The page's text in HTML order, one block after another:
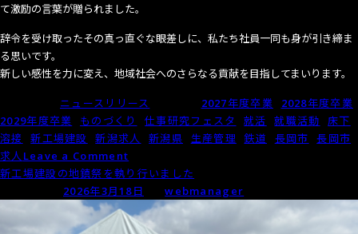
て激励の言葉が贈られました。
辞令を受け取ったその真っ直ぐな眼差しに、私たち社員一同も身が引き締ま
る思いです。
新しい感性を力に変え、地域社会へのさらなる貢献を目指してまいります。
ニュースリリース 2027年度卒業 2028年度卒業
2029年度卒業
ものづくり ,仕事研究フェスタ ,就活 ,就職活動 ,床下
溶接
,新工場建設 ,新潟求人 ,新潟県 生産管理 ,鉄道 長岡市 ,長岡市
求人 Leave a Comment
2026
年
入
新工場建設の地鎮祭を執り行いました
2026年3月18日 bywebmanager